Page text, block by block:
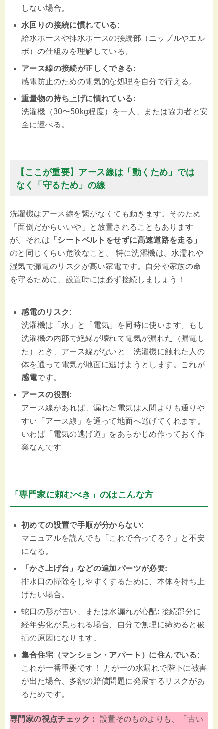
しない場合。
水回りの接続に慣れている:
給水ホースや排水ホースの接続部（ニップルやエル
ボ）の仕組みを理解している。
アース線の接続が正しくできる:
感電防止のための電気的な処理を自分で行える。
重量物の持ち上げに慣れている:
洗濯機（30〜50kg程度）を一人、または協力者と安
全に運べる。
【ここが重要】アース線は「動くため」では
なく「守るため」の線
洗濯機はアース線を繋がなくても動きます。そのため
「面倒だからいいや」と放置されることもあります
が、それは 「シートベルトをせずに高速道路を走る」
のと同じくらい危険なこと。 特に洗濯機は、水濡れや
湿気で漏電のリスクが高い家電です。自分や家族の命
を守るために、設置時には必ず接続しましょう！
感電のリスク:
洗濯機は「水」と「電気」を同時に使います。もし
洗濯機の内部で絶縁が壊れて電気が漏れた（漏電し
た）とき、アース線がないと、洗濯機に触れた人の
体を通って電気が地面に逃げようとします。これが
感電です。
アースの役割:
アース線があれば、漏れた電気は人間よりも通りや
すい「アース線」を通って地面へ逃げてくれます。
いわば「電気の逃げ道」をあらかじめ作っておく作
業なんです
「専門家に頼むべき」のはこんな方
初めての設置で手順が分からない:
マニュアルを読んでも「これで合ってる？」と不安
になる。
「かさ上げ台」などの追加パーツが必要:
排水口の掃除をしやすくするために、本体を持ち上
げたい場合。
蛇口の形が古い、または水漏れが心配: 接続部分に
経年劣化が見られる場合、自分で無理に締めると破
損の原因になります。
集合住宅（マンション・アパート）に住んでいる:
これが一番重要です！ 万が一の水漏れで階下に被害
が出た場合、多額の賠償問題に発展するリスクがあ
るためです。
専門家の視点チェック：
設置そのものよりも、「古い